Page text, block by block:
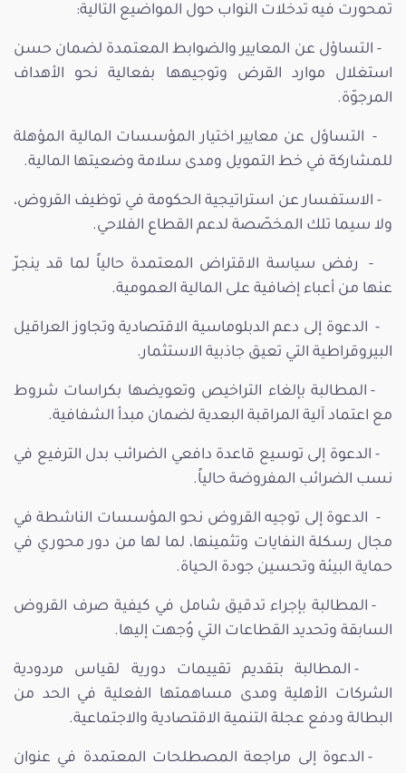
تمحورت فيه تدخلات النواب حول المواضيع التالية:
- التساؤل عن المعايير والضوابط المعتمدة لضمان حسن
استغلال موارد القرض وتوجيهها بفعالية نحو الأهداف
المرجوّة.
- التساؤل عن معايير اختيار المؤسسات المالية المؤهلة
للمشاركة في خط التمويل ومدى سلامة وضعيتها المالية.
- الاستفسار عن استراتيجية الحكومة في توظيف القروض،
ولا سيما تلك المخصّصة لدعم القطاع الفلاحي.
- رفض سياسة الاقتراض المعتمدة حالياً لما قد ينجرّ
عنها من أعباء إضافية على المالية العمومية.
- الدعوة إلى دعم الدبلوماسية الاقتصادية وتجاوز العراقيل
البيروقراطية التي تعيق جاذبية الاستثمار.
- المطالبة بإلغاء التراخيص وتعويضها بكراسات شروط
مع اعتماد آلية المراقبة البعدية لضمان مبدأ الشفافية.
- الدعوة إلى توسيع قاعدة دافعي الضرائب بدل الترفيع في
نسب الضرائب المفروضة حالياً.
- الدعوة إلى توجيه القروض نحو المؤسسات الناشطة في
مجال رسكلة النفايات وتثمينها، لما لها من دور محوري في
حماية البيئة وتحسين جودة الحياة.
- المطالبة بإجراء تدقيق شامل في كيفية صرف القروض
السابقة وتحديد القطاعات التي وُجهت إليها.
- المطالبة بتقديم تقييمات دورية لقياس مردودية
الشركات الأهلية ومدى مساهمتها الفعلية في الحد من
البطالة ودفع عجلة التنمية الاقتصادية والاجتماعية.
- الدعوة إلى مراجعة المصطلحات المعتمدة في عنوان